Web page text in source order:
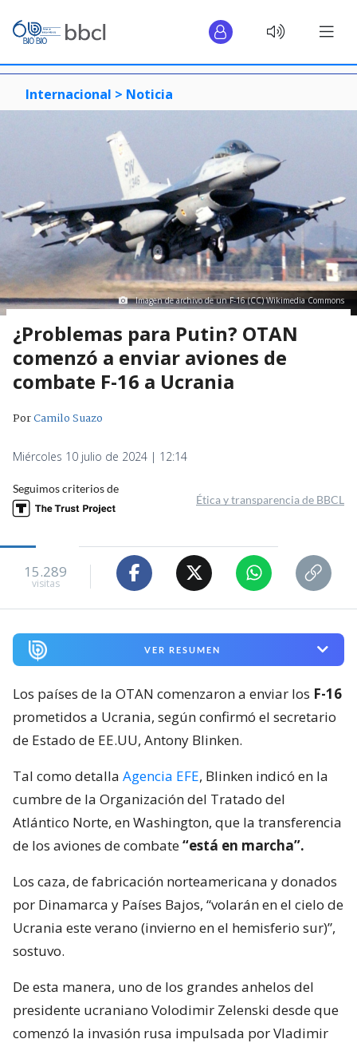
Internacional > Noticia
Imagen de archivo de un F-16 (CC) Wikimedia Commons
¿Problemas para Putin? OTAN
comenzó a enviar aviones de
combate F-16 a Ucrania
PorCamilo Suazo
Miércoles 10 julio de 2024 | 12:14
Seguimos criterios de
Ética y transparencia de BBCL
15.289
visitas
VER RESUMEN
Los países de la OTAN comenzaron a enviar los F-16
prometidos a Ucrania, según confirmó el secretario
de Estado de EE.UU, Antony Blinken.
Tal como detalla Agencia EFE, Blinken indicó en la
cumbre de la Organización del Tratado del
Atlántico Norte, en Washington, que la transferencia
de los aviones de combate“está en marcha”.
Los caza, de fabricación norteamericana y donados
por Dinamarca y Países Bajos, “volarán en el cielo de
Ucrania este verano (invierno en el hemisferio sur)”,
sostuvo.
De esta manera, uno de los grandes anhelos del
presidente ucraniano Volodimir Zelenski desde que
comenzó la invasión rusa impulsada por Vladimir